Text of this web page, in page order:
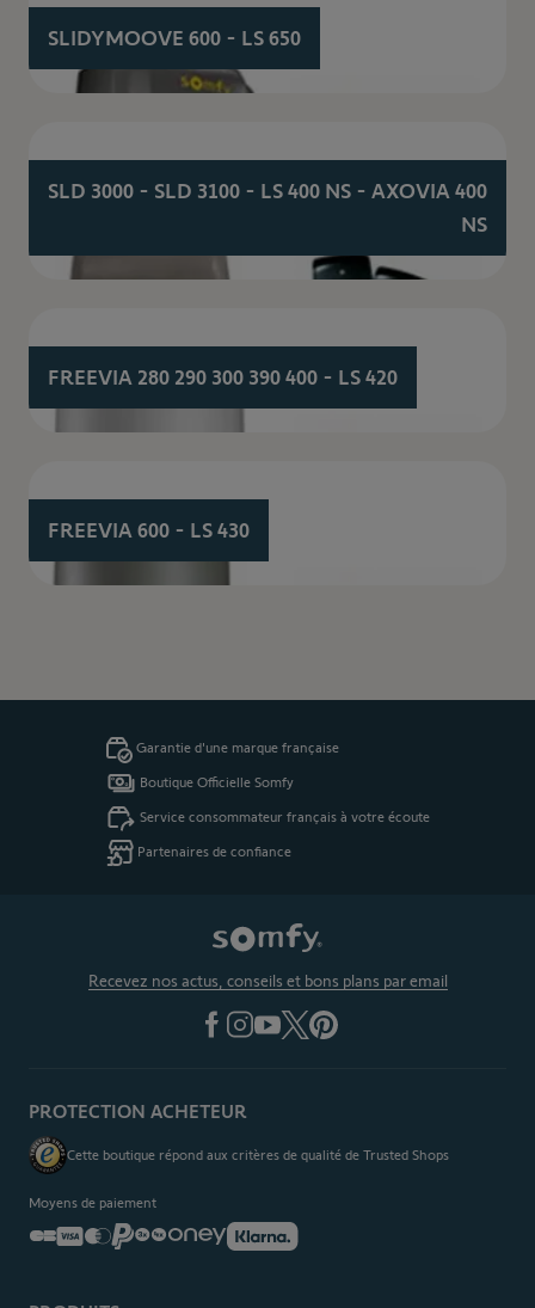
SLIDYMOOVE 600 - LS 650
SLD 3000 - SLD 3100 - LS 400 NS - AXOVIA 400
NS
FREEVIA 280 290 300 390 400 - LS 420
FREEVIA 600 - LS 430
Garantie d'une marque française
Boutique Officielle Somfy
Service consommateur français à votre écoute
Partenaires de confiance
Recevez nos actus, conseils et bons plans par email
PROTECTION ACHETEUR
Cette boutique répond aux critères de qualité de Trusted Shops
Moyens de paiement